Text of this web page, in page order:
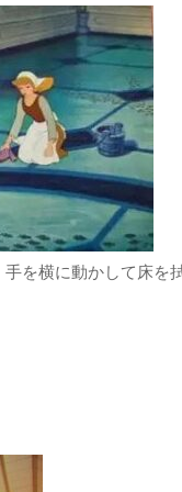
を横に動かして床を